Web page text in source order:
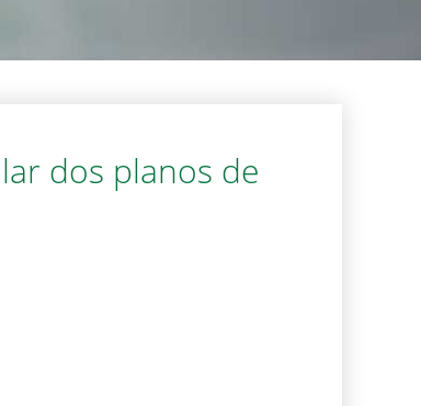
dos planos de